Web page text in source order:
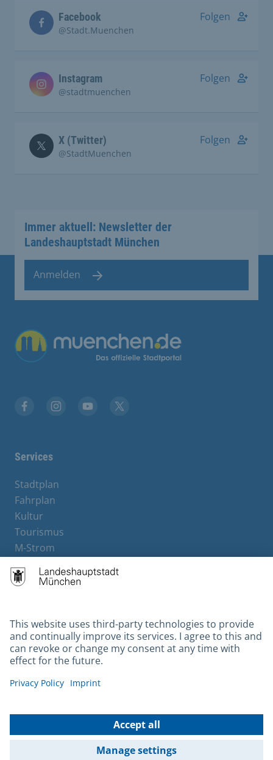
Facebook
@Stadt.Muenchen
Folgen
Instagram
@stadtmuenchen
Folgen
X (Twitter)
@StadtMuenchen
Folgen
Immer aktuell: Newsletter der
Landeshauptstadt München
Anmelden
Übergreifende Links
Services
Stadtplan
Fahrplan
Kultur
Tourismus
M-Strom
Hotels
Contact
Barrierefreiheit
Leichte Sprache
Gebärdensprache
Kontakt